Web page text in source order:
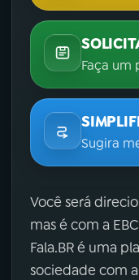
Faça um
Sugira
Você será
mas é com a
Fala.BR é uma
sociedade com